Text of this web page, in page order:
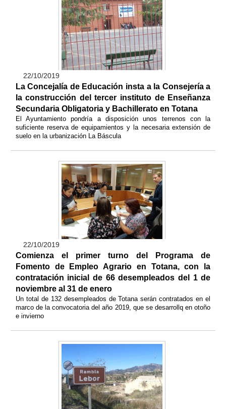
22/10/2019
La Concejalía de Educación insta a la Consejería a
la construcción del tercer instituto de Enseñanza
Secundaria Obligatoria y Bachillerato en Totana
El Ayuntamiento pondría a disposición unos terrenos con la
suficiente reserva de equipamientos y la necesaria extensión de
suelo en la urbanización La Báscula
22/10/2019
Comienza el primer turno del Programa de
Fomento de Empleo Agrario en Totana, con la
contratación inicial de 66 desempleados del 1 de
noviembre al 31 de enero
Un total de 132 desempleados de Totana serán contratados en el
marco de la convocatoria del año 2019, que se desarrollq en otoño
e invierno